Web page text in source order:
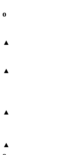
o
▲
▲
▲
▲